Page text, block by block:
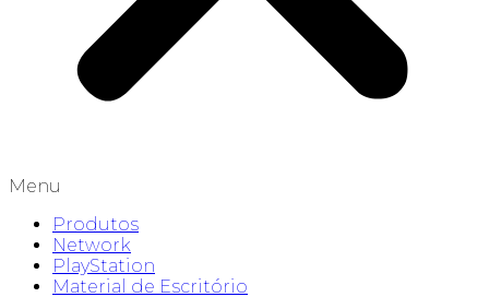
Menu
Produtos
Network
PlayStation
Material de Escritório